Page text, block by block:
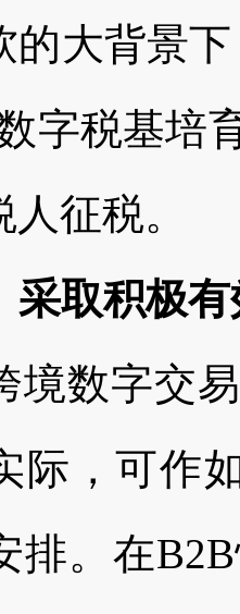
的大背景
字税基培
征税。
采取积极
数字交易
际，可作
排。在